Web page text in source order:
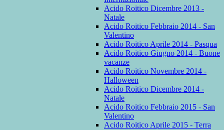
Acido Roitico Dicembre 2013 -
Natale
Acido Roitico Febbraio 2014 - San
Valentino
Acido Roitico Aprile 2014 - Pasqua
Acido Roitico Giugno 2014 - Buone
vacanze
Acido Roitico Novembre 2014 -
Halloween
Acido Roitico Dicembre 2014 -
Natale
Acido Roitico Febbraio 2015 - San
Valentino
Acido Roitico Aprile 2015 - Terra